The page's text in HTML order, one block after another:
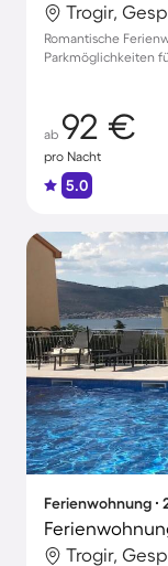
Romantische
Parkmöglichkeiten
ab 92 €
pro Nacht
5.0
Ferienwohnung ∙